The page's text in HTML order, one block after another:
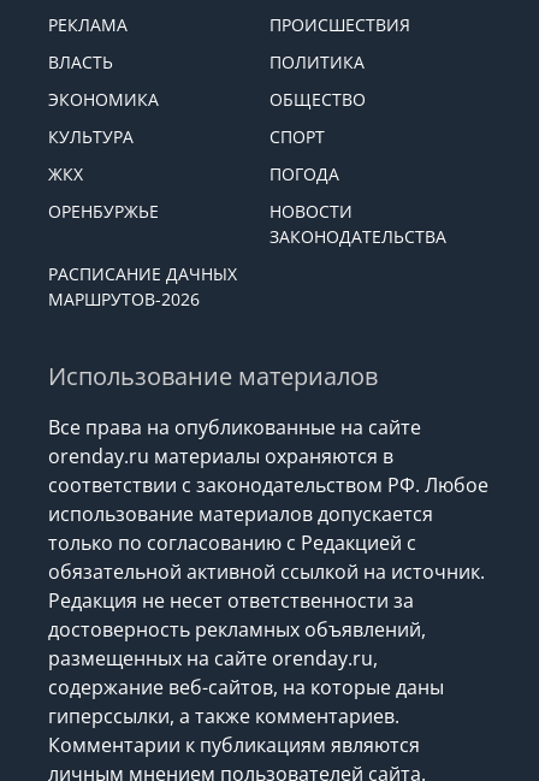
РЕКЛАМА
ПРОИСШЕСТВИЯ
ВЛАСТЬ
ПОЛИТИКА
ЭКОНОМИКА
ОБЩЕСТВО
КУЛЬТУРА
СПОРТ
ЖКХ
ПОГОДА
ОРЕНБУРЖЬЕ
НОВОСТИ
ЗАКОНОДАТЕЛЬСТВА
РАСПИСАНИЕ ДАЧНЫХ
МАРШРУТОВ-2026
Использование материалов
Все права на опубликованные на сайте
orenday.ru материалы охраняются в
соответствии с законодательством РФ. Любое
использование материалов допускается
только по согласованию с Редакцией с
обязательной активной ссылкой на источник.
Редакция не несет ответственности за
достоверность рекламных объявлений,
размещенных на сайте orenday.ru,
содержание веб-сайтов, на которые даны
гиперссылки, а также комментариев.
Комментарии к публикациям являются
личным мнением пользователей сайта.